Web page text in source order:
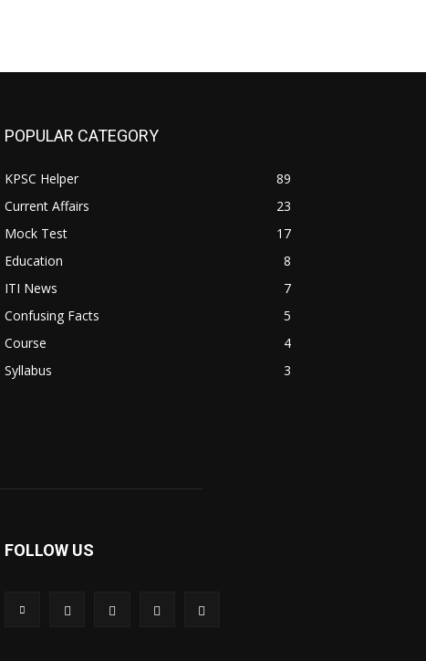
POPULAR CATEGORY
KPSC Helper
89
Current Affairs
23
Mock Test
17
Education
8
ITI News
7
Confusing Facts
5
Course
4
Syllabus
3
FOLLOW US